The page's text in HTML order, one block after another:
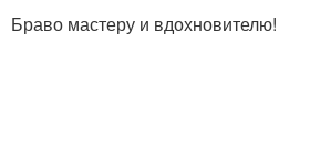
Браво мастеру и вдохновителю!